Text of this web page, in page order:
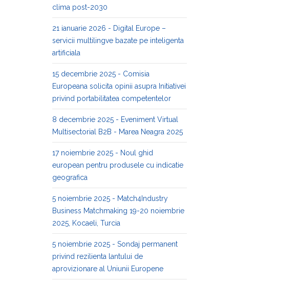
clima post-2030
21 ianuarie 2026 - Digital Europe –
servicii multilingve bazate pe inteligenta
artificiala
15 decembrie 2025 - Comisia
Europeana solicita opinii asupra Initiativei
privind portabilitatea competentelor
8 decembrie 2025 - Eveniment Virtual
Multisectorial B2B - Marea Neagra 2025
17 noiembrie 2025 - Noul ghid
european pentru produsele cu indicatie
geografica
5 noiembrie 2025 - Match4Industry
Business Matchmaking 19-20 noiembrie
2025, Kocaeli, Turcia
5 noiembrie 2025 - Sondaj permanent
privind rezilienta lantului de
aprovizionare al Uniunii Europene